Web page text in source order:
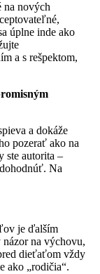
na nových
úplne inde ako
a s rešpektom,
a dokáže
pozerať ako na
ste autorita –
Na
je ďalším
na výchovu,
dieťaťom vždy
ako „rodičia“.